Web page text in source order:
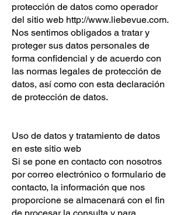
protección de datos como operador
del sitio web http://www.liebevue.com.
Nos sentimos obligados a tratar y
proteger sus datos personales de
forma confidencial y de acuerdo con
las normas legales de protección de
datos, así como con esta declaración
de protección de datos.
Uso de datos y tratamiento de datos
en este sitio web
Si se pone en contacto con nosotros
por correo electrónico o formulario de
contacto, la información que nos
proporcione se almacenará con el fin